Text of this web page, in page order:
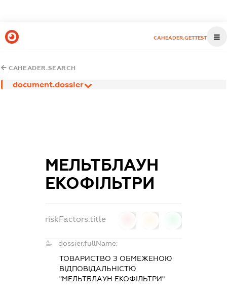
CAHEADER.GETTEST
CAHEADER.SEARCH
document.dossier
МЕЛЬТБЛАУН
ЕКОФІЛЬТРИ
riskFactors.title
dossier.fullName:
ТОВАРИСТВО З ОБМЕЖЕНОЮ
ВІДПОВІДАЛЬНІСТЮ
"МЕЛЬТБЛАУН ЕКОФІЛЬТРИ"